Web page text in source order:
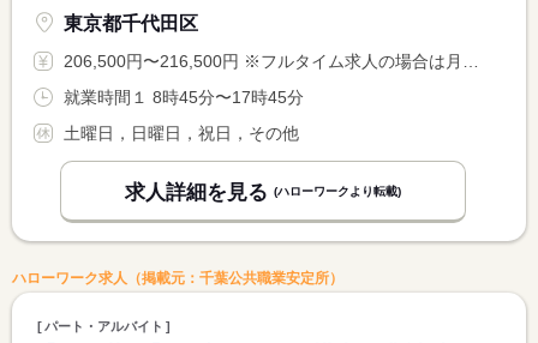
東京都千代田区
206,500円〜216,500円 ※フルタイム求人の場合は月額（換算額）、パート求人の場合は時間額を表示しています。
就業時間１ 8時45分〜17時45分
土曜日，日曜日，祝日，その他
求人詳細を見る (ハローワークより転載)
ハローワーク求人（掲載元：千葉公共職業安定所）
パート・アルバイト